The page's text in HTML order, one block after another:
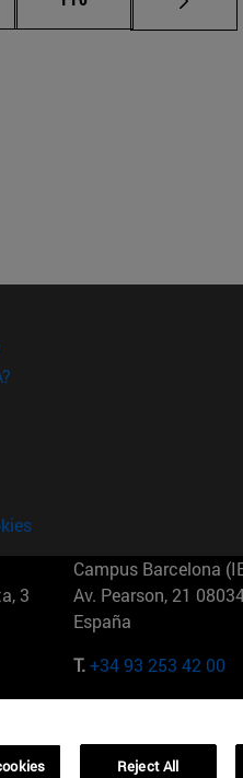
3
Campus Barcelona
Av. Pearson, 21
España
T.+34 93 253 42 00
01321001 Bela Vista
Reject All